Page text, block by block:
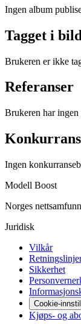
Ingen album
Tagget i
Brukeren er ikke
Referanser
Brukeren har ingen
Ingen
Modell Boost
Norges
Juridisk
Vilkår
Sikkerhet
Cookie-
Kjøps- og